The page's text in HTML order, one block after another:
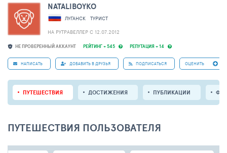
НЕ ПРОВЕРЕННЫЙ АККАУНТ РЕЙТИНГ + 545 РЕПУТАЦИЯ + 14
NATALIBOYKO
ЛУГАНСК
ТУРИСТ
НА РУТРАВЕЛЛЕР C 12.07.2012
НАПИСАТЬ ДОБАВИТЬ В ДРУЗЬЯ ПОДПИСАТЬСЯ ОЦЕНИТЬ
ПУТЕШЕСТВИЯ ДОСТИЖЕНИЯ ПУБЛИКАЦИИ
ПУТЕШЕСТВИЯ ПОЛЬЗОВАТЕЛЯ